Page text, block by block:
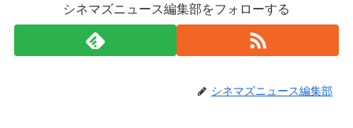
シネマズニュース編集部をフォローする
シネマズニュース編集部